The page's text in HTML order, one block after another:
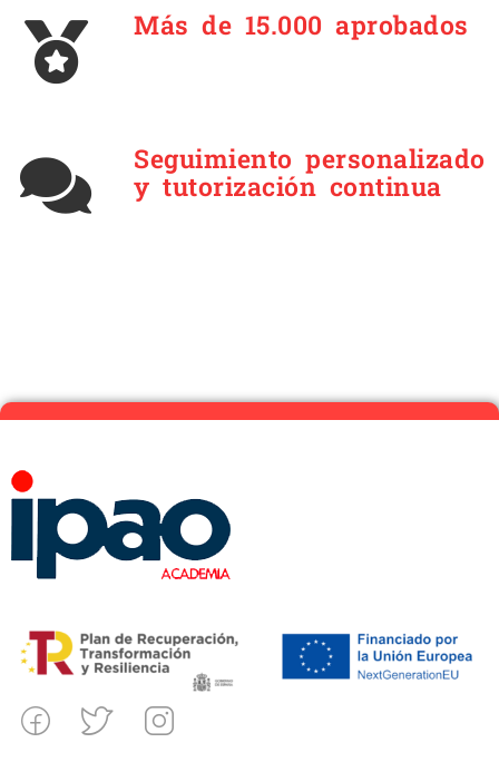
Más de 15.000 aprobados
Seguimiento personalizado
y tutorización continua